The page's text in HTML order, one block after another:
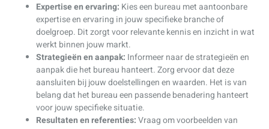
Expertise en ervaring: Kies een bureau met aantoonbare
expertise en ervaring in jouw specifieke branche of
doelgroep. Dit zorgt voor relevante kennis en inzicht in wat
werkt binnen jouw markt.
Strategieën en aanpak: Informeer naar de strategieën en
aanpak die het bureau hanteert. Zorg ervoor dat deze
aansluiten bij jouw doelstellingen en waarden. Het is van
belang dat het bureau een passende benadering hanteert
voor jouw specifieke situatie.
Resultaten en referenties:Vraag om voorbeelden van